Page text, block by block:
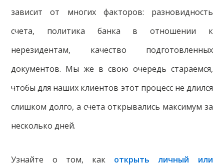
зависит от многих факторов: разновидность
счета, политика банка в отношении к
нерезидентам, качество подготовленных
документов. Мы же в свою очередь стараемся,
чтобы для наших клиентов этот процесс не длился
слишком долго, а счета открывались максимум за
несколько дней.
Узнайте о том, как открыть личный или